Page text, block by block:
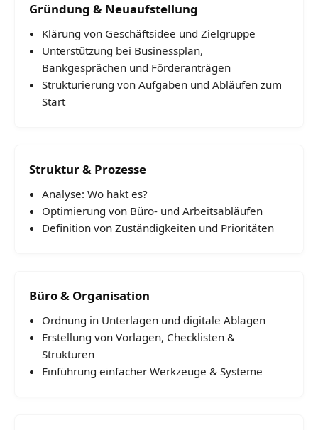
Gründung & Neuaufstellung
Klärung von Geschäftsidee und Zielgruppe
Unterstützung bei Businessplan,
Bankgesprächen und Förderanträgen
Strukturierung von Aufgaben und Abläufen zum
Start
Struktur & Prozesse
Analyse: Wo hakt es?
Optimierung von Büro- und Arbeitsabläufen
Definition von Zuständigkeiten und Prioritäten
Büro & Organisation
Ordnung in Unterlagen und digitale Ablagen
Erstellung von Vorlagen, Checklisten &
Strukturen
Einführung einfacher Werkzeuge & Systeme